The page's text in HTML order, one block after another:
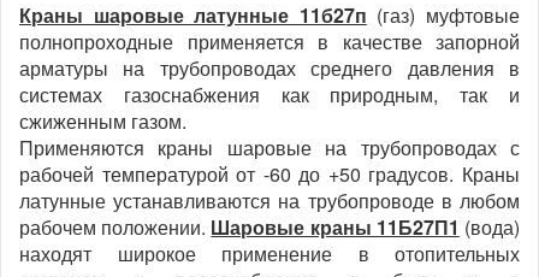
Краны шаровые латунные 11б27п (газ) муфтовые
полнопроходные применяется в качестве запорной
арматуры на трубопроводах среднего давления в
системах газоснабжения как природным, так и
сжиженным газом.
Применяются краны шаровые на трубопроводах с
рабочей температурой от -60 до +50 градусов. Краны
латунные устанавливаются на трубопроводе в любом
рабочем положении. Шаровые краны 11Б27П1 (вода)
находят широкое применение в отопительных